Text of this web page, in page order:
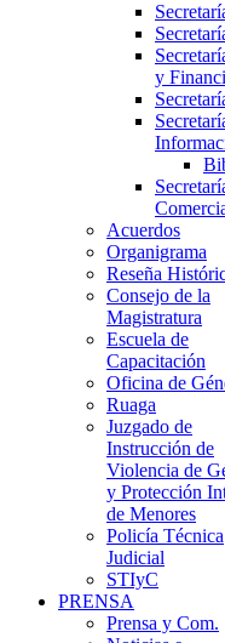
y
Acuerdos
Organigrama
Reseña
Consejo de la
Magistratura
Escuela de
Capacitación
Oficina de
Ruaga
Juzgado de
Instrucción de
Violencia de
y Protección
de Menores
Policía Técnica
Judicial
STIyC
PRENSA
Prensa y Com.